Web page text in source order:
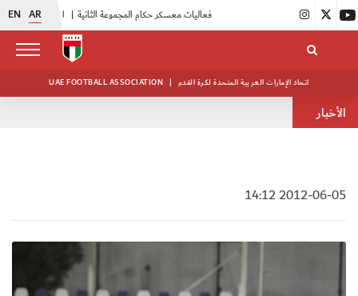
EN AR انطلاق منافسات بطولة النخبة لحرس الرئاسة |
UAE FOOTBALL ASSOCIATION | اتحاد الإمارات العربية المتحدة لكرة القدم
الأخبار
2012-06-05 14:12